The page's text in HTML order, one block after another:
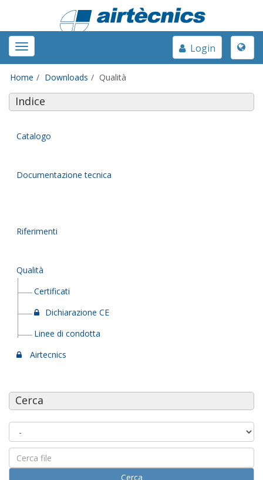
Toggle
navigation
Toggle
Login
Home Downloads Qualità
Indice
Catalogo
Documentazione tecnica
Riferimenti
Qualità
Certificati
Dichiarazione CE
Linee di condotta
Airtecnics
Cerca
Cerca